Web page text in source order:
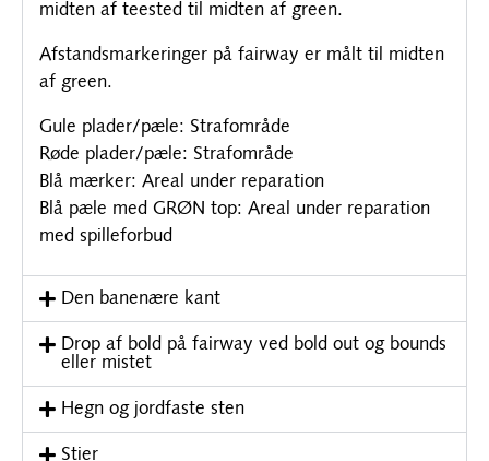
midten af teested til midten af green.
Afstandsmarkeringer på fairway er målt til midten
af green.
Gule plader/pæle: Strafområde
Røde plader/pæle: Strafområde
Blå mærker: Areal under reparation
Blå pæle med GRØN top: Areal under reparation
med spilleforbud
Den banenære kant
Drop af bold på fairway ved bold out og bounds
eller mistet
Hegn og jordfaste sten
Stier